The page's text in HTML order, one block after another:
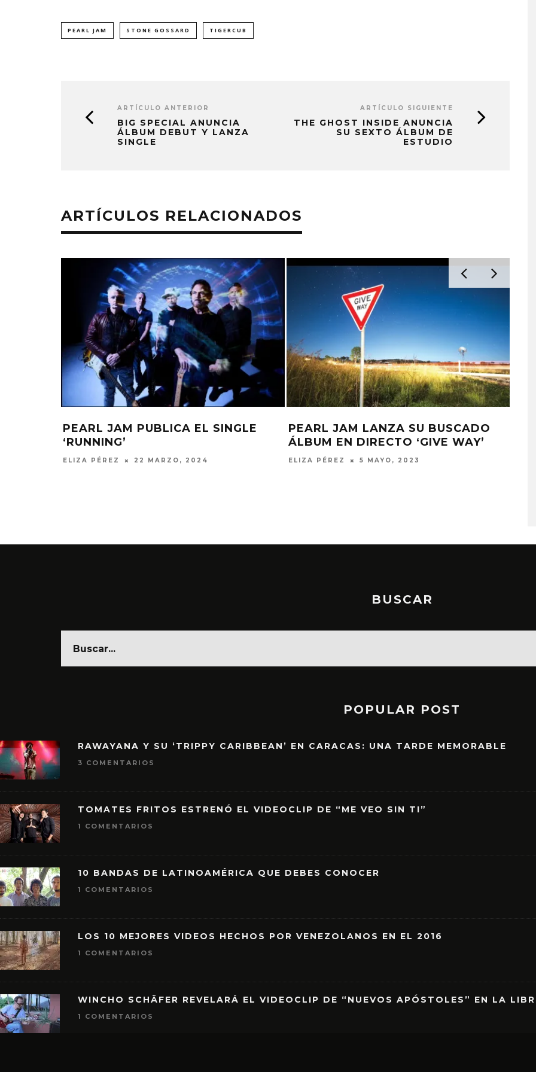
PEARL JAM STONE GOSSARD TIGERCUB
ARTÍCULO ANTERIOR
BIG SPECIAL ANUNCIA
ÁLBUM DEBUT Y LANZA
SINGLE
ARTÍCULO SIGUIENTE
THE GHOST INSIDE ANUNCIA
SU SEXTO ÁLBUM DE
ESTUDIO
ARTÍCULOS RELACIONADOS
PEARL JAM PUBLICA EL SINGLE
‘RUNNING’
ELIZA PÉREZ 22 MARZO, 2024
PEARL JAM LANZA SU BUSCADO
ÁLBUM EN DIRECTO ‘GIVE WAY’
ELIZA PÉREZ 5 MAYO, 2023
MONET IN BLUE EXPLORA
BUSCAR
POPULAR POST
RAWAYANA Y SU ‘TRIPPY CARIBBEAN’ EN CARACAS: UNA TARDE MEMORABLE
3 COMENTARIOS
TOMATES FRITOS ESTRENÓ EL VIDEOCLIP DE “ME VEO SIN TI”
1 COMENTARIOS
10 BANDAS DE LATINOAMÉRICA QUE DEBES CONOCER
1 COMENTARIOS
LOS 10 MEJORES VIDEOS HECHOS POR VENEZOLANOS EN EL 2016
1 COMENTARIOS
WINCHO SCHÄFER REVELARÁ EL VIDEOCLIP DE “NUEVOS APÓSTOLES” EN LA
1 COMENTARIOS